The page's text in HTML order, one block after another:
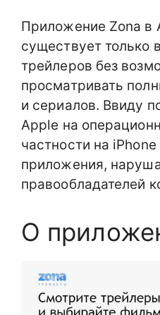
Приложение Zona в
существует только
трейлеров без
просматривать
и сериалов. Ввиду
Apple на
частности на
приложения,
правообладателей
О